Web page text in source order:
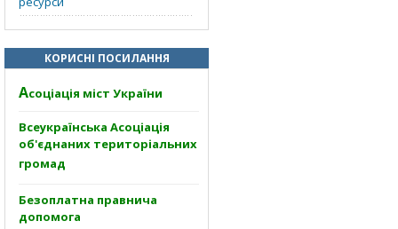
КОРИСНІ ПОСИЛАННЯ
Асоціація міст України
Всеукраїнська Асоціація
об'єднаних територіальних
громад
Безоплатна правнича
допомога